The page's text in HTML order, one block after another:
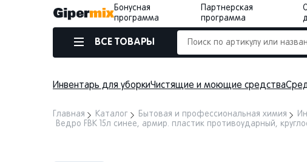
Бонусная
программа
Партнерская
программа
ВСЕ ТОВАРЫ
Инвентарь для уборкиЧистящие и моющие средства
Главная Каталог Бытовая и профессиональная химия
Ведро FBK 15л синее, армир. пластик противоударный,